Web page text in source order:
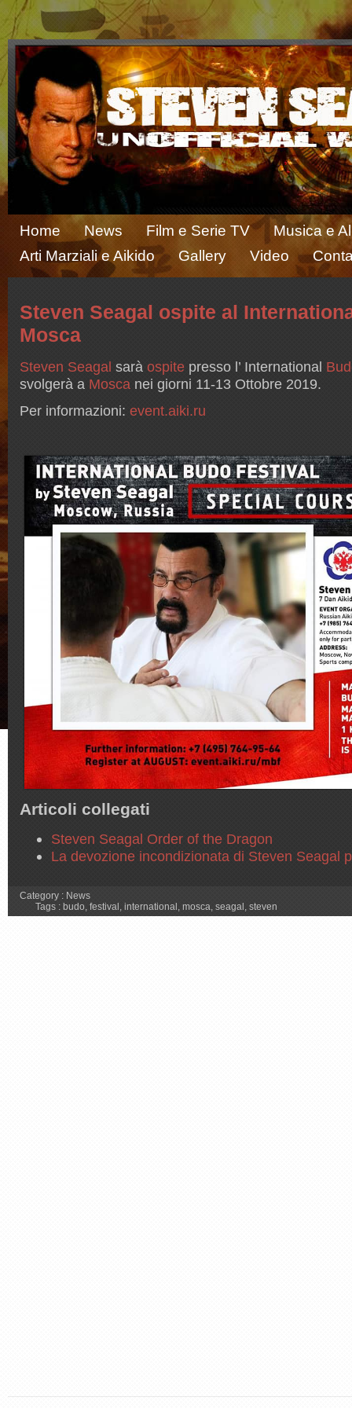
Home News Film e Serie TV
Musica e
Arti Marziali e Aikido
Gallery Video
Steven Seagal ospite al
Mosca
Steven Seagal sarà ospite presso l’ International
svolgerà a Mosca nei giorni 11-13 Ottobre 2019.
Per informazioni: event.aiki.ru
Articoli collegati
Steven Seagal Order of the Dragon
La devozione incondizionata di Steven Seagal
Category : News
Tags : budo, festival , international , mosca, seagal , steven